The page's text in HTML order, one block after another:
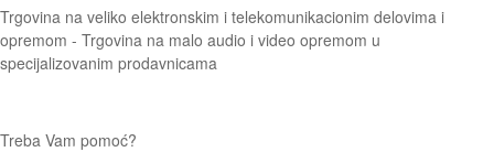
Trgovina na veliko elektronskim i telekomunikacionim delovima i
opremom - Trgovina na malo audio i video opremom u
specijalizovanim prodavnicama
Treba Vam pomoć?